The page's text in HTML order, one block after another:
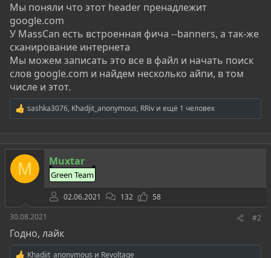
Мы поняли что этот header пренадлежит
google.com
У MassCan есть встроенная фича --banners, а так-же
сканирование интернета
Мы можем записать это все в файл и начать поиск
слов google.com и найдем несколько айпи, в том
числе и этот.
Р
е
а
ц
и
:
sashka3076, Khadjit_anonymous, RRiv и ещё 1 человек
M Muxtar
Green Team
02.06.2021 132
58
30.08.2021
#2
Годно, лайк
Khadjit_anonymous и Revoltage